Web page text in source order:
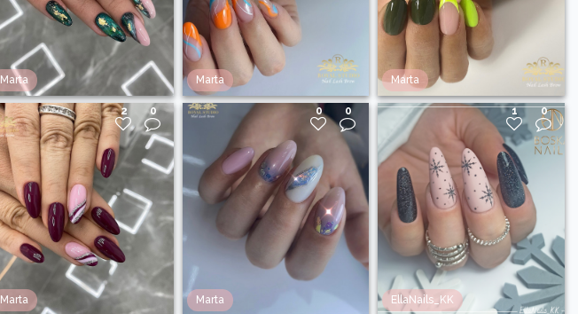
Marta Marta Marta
2 0
Marta
0 0
Marta
1 0
EllaNails_KK